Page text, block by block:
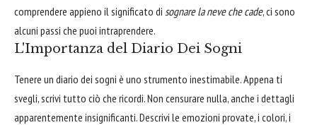
comprendere appieno il significato di sognare la neve che cade, ci sono
alcuni passi che puoi intraprendere.
L'Importanza del Diario Dei Sogni
Tenere un diario dei sogni è uno strumento inestimabile. Appena ti
svegli, scrivi tutto ciò che ricordi. Non censurare nulla, anche i dettagli
apparentemente insignificanti. Descrivi le emozioni provate, i colori, i